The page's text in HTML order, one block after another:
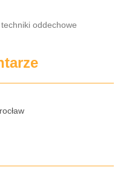
oddechowe